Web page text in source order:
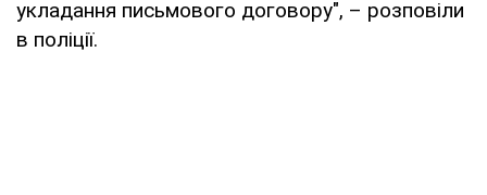
укладання письмового договору", – розповіли
в поліції.